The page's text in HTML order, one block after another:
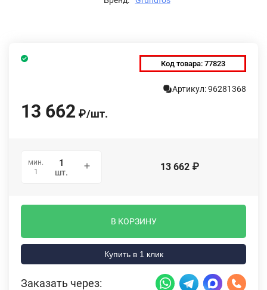
Код товара: 77823
Артикул: 96281368
13 662 ₽/шт.
мин.
1
шт. 13 662 ₽
В КОРЗИНУ
Купить в 1 клик
Заказать через: